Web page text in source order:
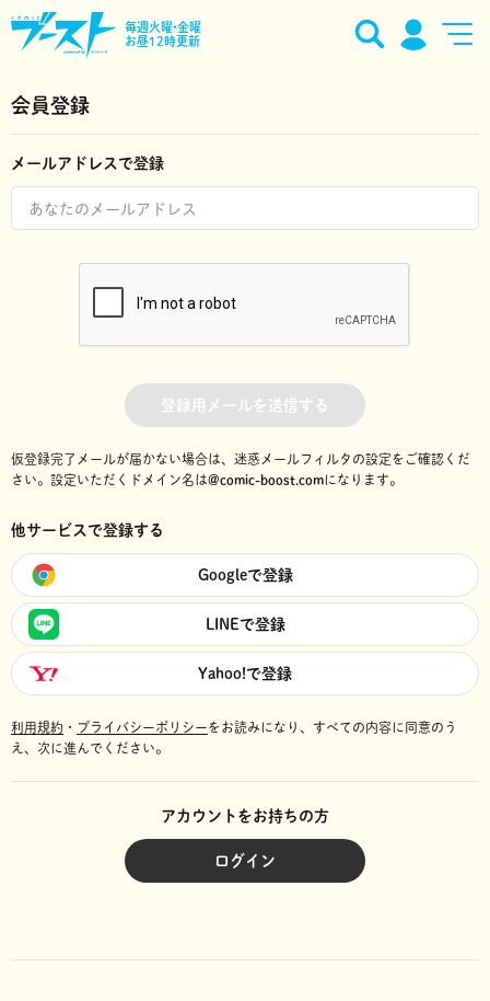
毎週火曜•金曜
お昼12時更新
会員登録
メールアドレスで登録
登録用メールを送信する
仮登録完了メールが届かない場合は、迷惑メールフィルタの設定をご確認くだ
さい。 設定いただくドメイン名は@comic-boost.comになります。
他サービスで登録する
Googleで登録
LINEで登録
Yahoo!で登録
利用規約 ・ プライバシーポリシーをお読みになり、 すべての内容に同意のう
え、次に進んでください。
アカウントをお持ちの方
ログイン